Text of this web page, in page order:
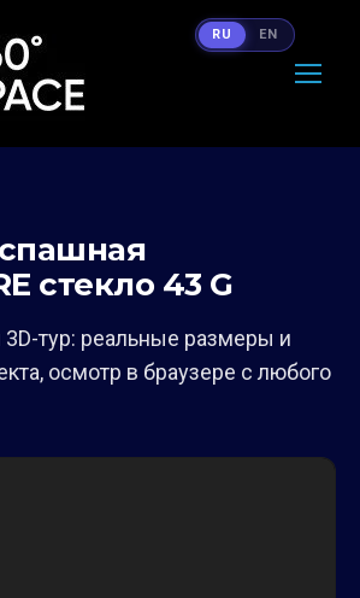
стекло 43 G
тур: реальные размеры и
осмотр в браузере с любого
RU EN